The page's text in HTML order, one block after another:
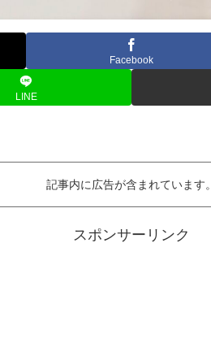
Facebook
LINE
記事内に広告が含まれています。
スポンサーリンク